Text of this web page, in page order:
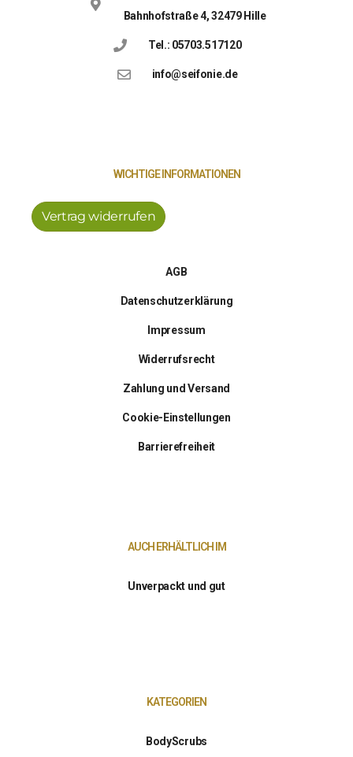
Bahnhofstraße 4, 32479 Hille
Tel.: 05703.517120
info@seifonie.de
WICHTIGE INFORMATIONEN
Vertrag widerrufen
AGB
Datenschutzerklärung
Impressum
Widerrufsrecht
Zahlung und Versand
Cookie-Einstellungen
Barrierefreiheit
AUCH ERHÄLTLICH IM
Unverpackt und gut
KATEGORIEN
BodyScrubs